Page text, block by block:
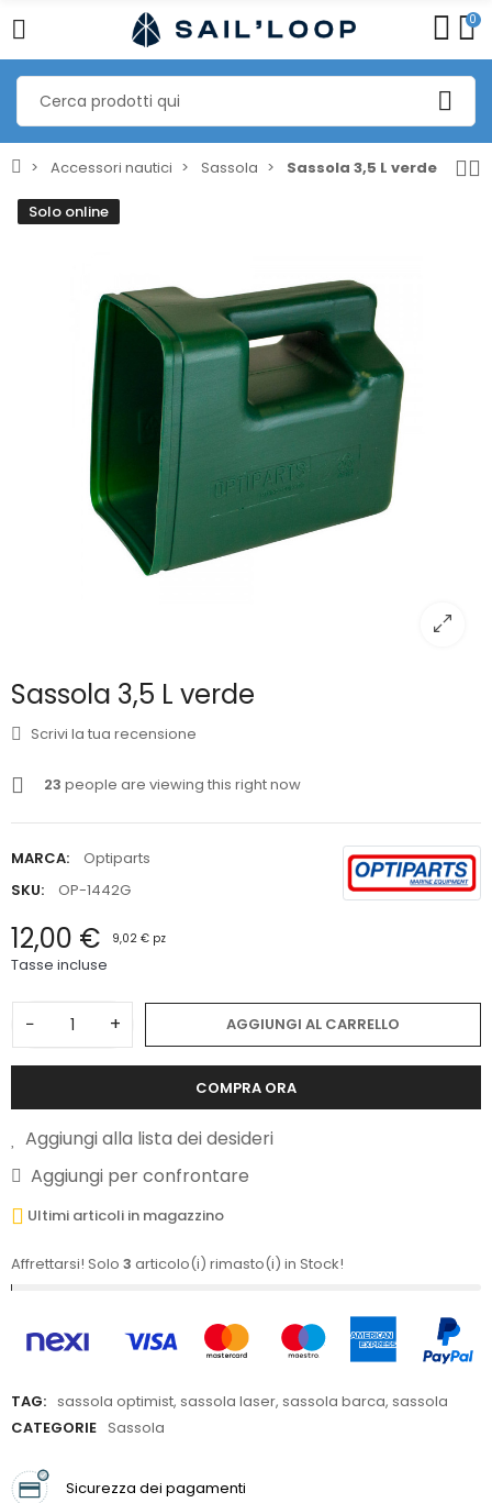
0
Accessori nautici Sassola Sassola 3,5 L verde
Solo online
Sassola 3,5 L verde
Scrivi la tua recensione
23 people are viewing this right now
MARCA:
Optiparts
SKU:
OP-1442G
12,00 € 9,02 € pz
Tasse incluse
− + AGGIUNGI AL CARRELLO
COMPRA ORA
Aggiungi alla lista dei desideri
Aggiungi per confrontare
Ultimi articoli in magazzino
Affrettarsi! Solo 3 articolo(i) rimasto(i) in Stock!
TAG: sassola optimist, sassola laser, sassola barca, sassola
CATEGORIE Sassola
Sicurezza dei pagamenti